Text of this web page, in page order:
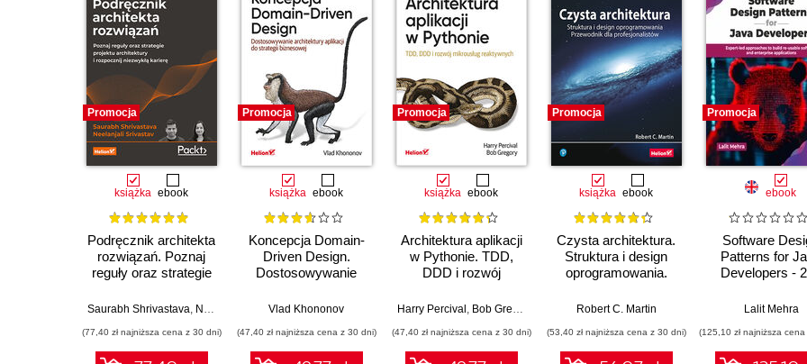
Promocja
książka ebook
Podręcznik architekta
rozwiązań. Poznaj
reguły oraz strategie
rozpocznij niezwykłą
Saurabh Shrivastava, Neelanjali Srivastav
(77,40 zł najniższa cena z 30 dni)
Promocja
książka ebook
Koncepcja Domain-
Driven Design.
Dostosowywanie
do strategii
Vlad Khononov
(47,40 zł najniższa cena z 30 dni)
Promocja
książka ebook
Architektura aplikacji
w Pythonie. TDD,
DDD i rozwój
reaktywnych
Harry Percival , Bob Gregory
(47,40 zł najniższa cena z 30 dni)
Promocja
książka ebook
Czysta architektura.
Struktura i design
oprogramowania.
profesjonalistów
Robert C. Martin
(53,40 zł najniższa cena z 30 dni)
Promocja
ebook
Software
Patterns for
Developers -
Lalit Mehra
(125,10 zł najniższa